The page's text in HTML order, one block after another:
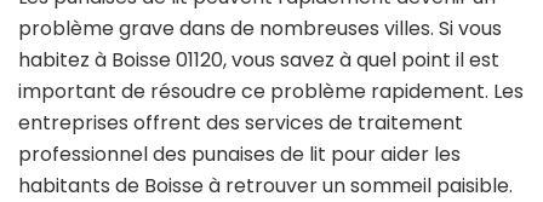
problème grave dans de nombreuses villes. Si vous
habitez à Boisse 01120, vous savez à quel point il est
important de résoudre ce problème rapidement. Les
entreprises offrent des services de traitement
professionnel des punaises de lit pour aider les
habitants de Boisse à retrouver un sommeil paisible.